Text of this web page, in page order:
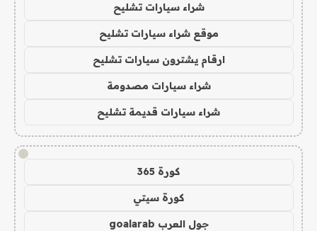
شراء سيارات تشليح
موقع شراء سيارات تشليح
ارقام يشترون سيارات تشليح
شراء سيارات مصدومة
شراء سيارات قديمة تشليح
!
كورة 365
كورة سيتي
جول العرب goalarab